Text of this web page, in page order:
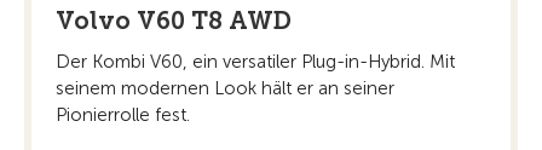
Volvo V60 T8 AWD
Der Kombi V60, ein versatiler Plug-in-Hybrid. Mit
seinem modernen Look hält er an seiner
Pionierrolle fest.